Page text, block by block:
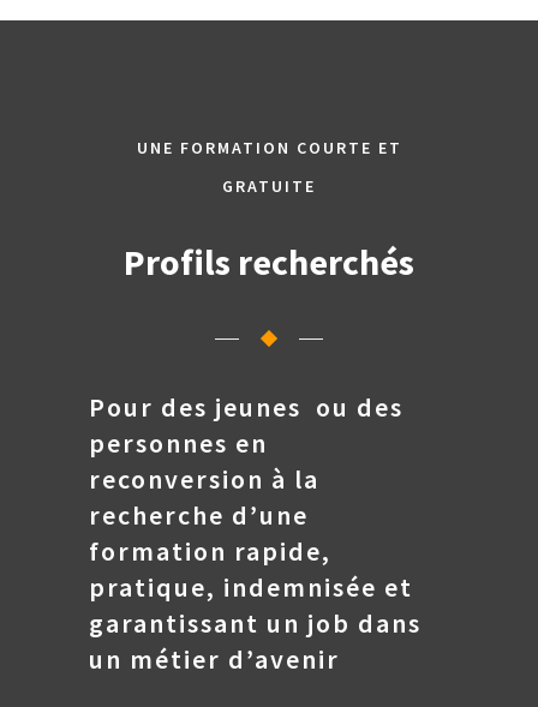
UNE FORMATION COURTE ET
GRATUITE
Profils recherchés
Pour des jeunes ou des
personnes en
reconversion à la
recherche d’une
formation rapide,
pratique, indemnisée et
garantissant un job dans
un métier d’avenir